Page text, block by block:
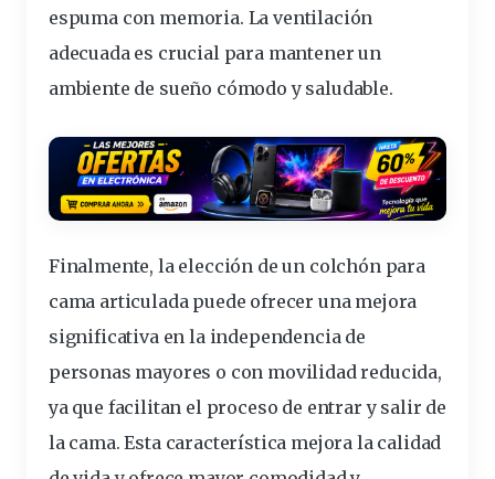
espuma con memoria. La ventilación
adecuada es crucial para mantener un
ambiente de sueño cómodo y saludable.
Finalmente, la elección de un colchón para
cama articulada puede ofrecer una mejora
significativa en la independencia de
personas mayores o con movilidad reducida,
ya que facilitan el proceso de entrar y salir de
la cama. Esta característica mejora la calidad